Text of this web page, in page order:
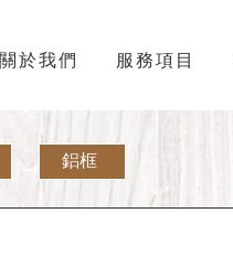
關於我們 服務項目
鋁框